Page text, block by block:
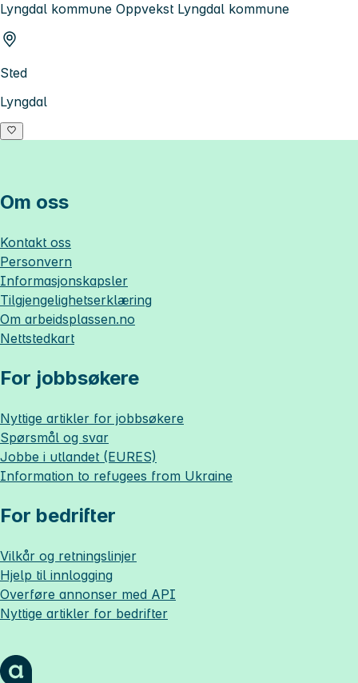
Lyngdal kommune Oppvekst Lyngdal kommune
Sted
Lyngdal
Om oss
Kontakt oss
Personvern
Informasjonskapsler
Tilgjengelighetserklæring
Om arbeidsplassen.no
Nettstedkart
For jobbsøkere
Nyttige artikler for jobbsøkere
Spørsmål og svar
Jobbe i utlandet (EURES)
Information to refugees from Ukraine
For bedrifter
Vilkår og retningslinjer
Hjelp til innlogging
Overføre annonser med API
Nyttige artikler for bedrifter